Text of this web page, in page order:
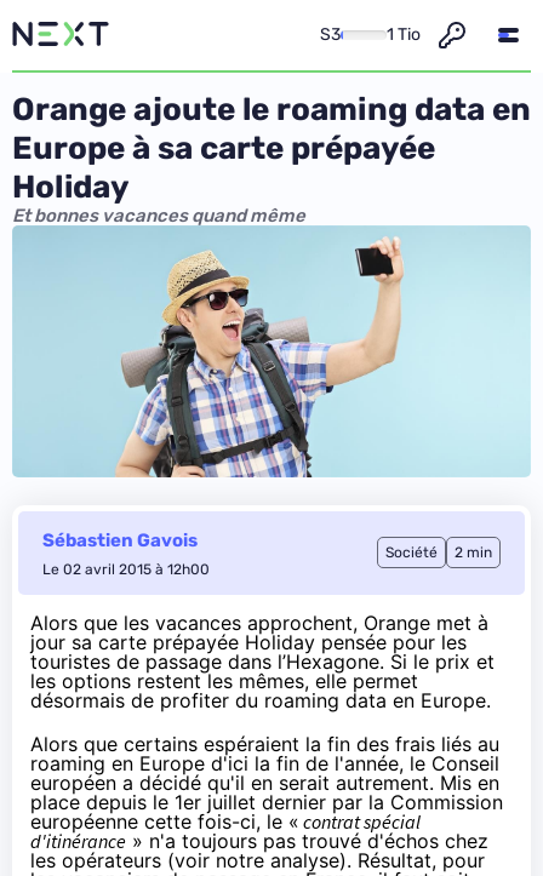
S3 1 Tio
Orange ajoute le roaming data en
Europe à sa carte prépayée
Holiday
Et bonnes vacances quand même
Sébastien Gavois
Le 02 avril 2015 à 12h00
Société 2 min
Alors que les vacances approchent, Orange met à
jour sa carte prépayée Holiday pensée pour les
touristes de passage dans l’Hexagone. Si le prix et
les options restent les mêmes, elle permet
désormais de profiter du roaming data en Europe.
Alors que certains espéraient la fin des frais liés au
roaming en Europe d'ici la fin de l'année, le Conseil
européen a décidé qu'il en serait autrement. Mis en
place depuis le 1er juillet dernier par la Commission
européenne cette fois-ci, le « contrat spécial
d'itinérance » n'a toujours pas trouvé d'échos chez
les opérateurs (voirnotre analyse). Résultat, pour